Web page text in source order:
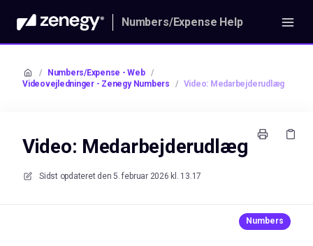
Numbers/Expense Help
/ Numbers/Expense - Web /
Videovejledninger - Zenegy Numbers
/ Video: Medarbejderudlæg
Video: Medarbejderudlæg
Sidst opdateret den 5. februar 2026 kl. 13.17